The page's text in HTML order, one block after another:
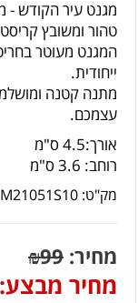
מגנט עיר הקודש -
טהור ומשובץ
המגנט מעוטר
ייחודית.
מתנה קטנה
עצמכם.
אורך:4.5 ס"מ
רוחב: 3.6 ס"מ
מק"ט:
מחיר: ₪99
מחיר מבצע: